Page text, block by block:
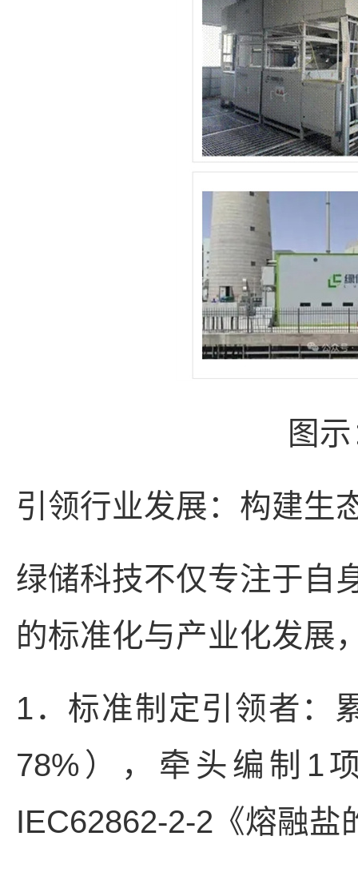
图
引领行业发展：构建生
绿储科技不仅专注于自
的标准化与产业化发展
1．标准制定引领者：
78%），牵头编制1
IEC62862-2-2《熔融盐